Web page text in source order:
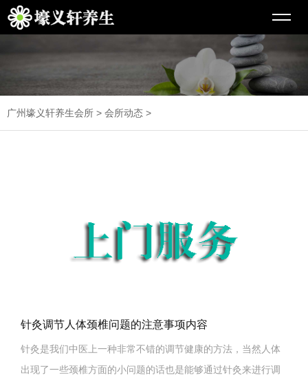
广州壕义轩养生会所 > 会所动态 >
针灸调节人体颈椎问题的注意事项内容
针灸是我们中医上一种非常不错的调节健康的方法，当然人体
出现了一些颈椎方面的小问题的话也是能够通过针灸来进行调